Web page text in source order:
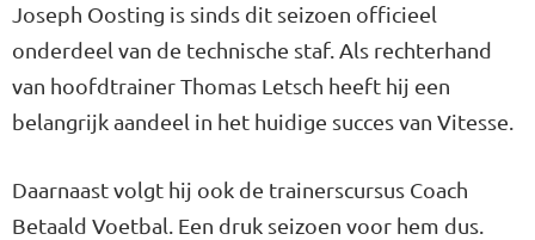
Joseph Oosting is sinds dit seizoen officieel
onderdeel van de technische staf. Als rechterhand
van hoofdtrainer Thomas Letsch heeft hij een
belangrijk aandeel in het huidige succes van Vitesse.
Daarnaast volgt hij ook de trainerscursus Coach
Betaald Voetbal. Een druk seizoen voor hem dus.